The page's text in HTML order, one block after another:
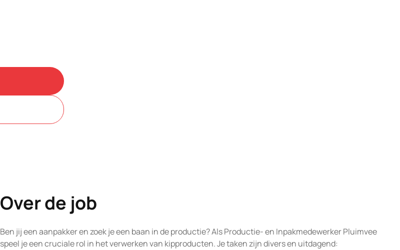
Over de job
Ben jij een aanpakker en zoek je een baan in de productie? Als Productie- en Inpakmedewerker Pluimvee
speel je een cruciale rol in het verwerken van kipproducten. Je taken zijn divers en uitdagend: